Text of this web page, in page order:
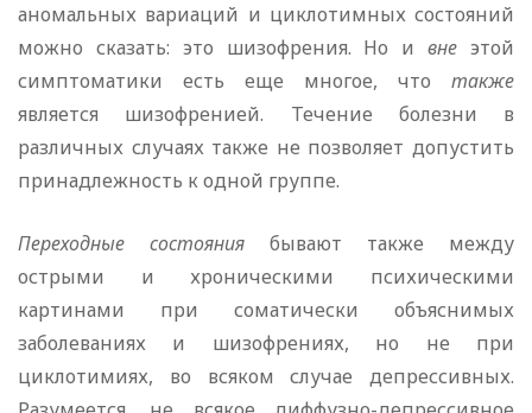
аномальных вариаций и циклотимных состояний
можно сказать: это шизофрения. Но ивнеэтой
симптоматики есть еще многое, что также
является шизофренией. Течение болезни в
различных случаях также не позволяет допустить
принадлежность к одной группе.
Переходные состояния бывают также между
острыми и хроническими психическими
картинами при соматически объяснимых
заболеваниях и шизофрениях, но не при
циклотимиях, во всяком случае депрессивных.